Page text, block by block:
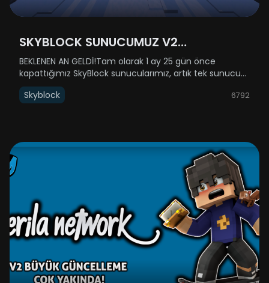
SKYBLOCK SUNUCUMUZ V2
GÜNCELLEMESİYLE AÇILIYOR!
BEKLENEN AN GELDİ!Tam olarak 1 ay 25 gün önce
kapattığımız SkyBlock sunucularımız, artık tek sunucu
halinde (SkyBlock 1-2 birleştirildi) geri dönüyor! 31 Aralık
Çarşamba günü yenilenmiş haliyle sizlere kapılarını
Skyblock 6792